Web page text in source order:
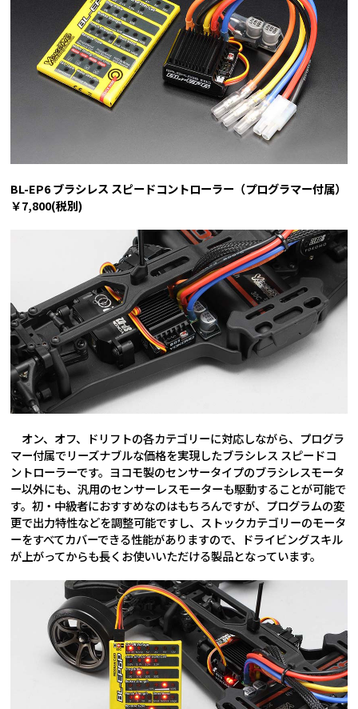
BL-EP6 ブラシレス スピードコントローラー（プログラマー付属）
￥7,800(税別)
オン、オフ、ドリフトの各カテゴリーに対応しながら、プログラ
マー付属でリーズナブルな価格を実現したブラシレス スピードコ
ントローラーです。ヨコモ製のセンサータイプのブラシレスモータ
ー以外にも、汎用のセンサーレスモーターも駆動することが可能で
す。初・中級者におすすめなのはもちろんですが、プログラムの変
更で出力特性などを調整可能ですし、ストックカテゴリーのモータ
ーをすべてカバーできる性能がありますので、ドライビングスキル
が上がってからも長くお使いいただける製品となっています。